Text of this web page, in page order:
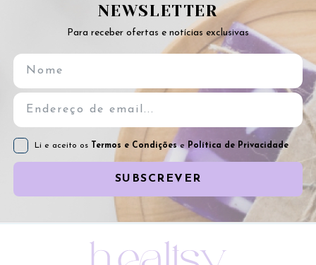
NEWSLETTER
Para receber ofertas e notícias exclusivas
Li e aceito os Termos e Condiçõese Política de Privacidade
SUBSCREVER